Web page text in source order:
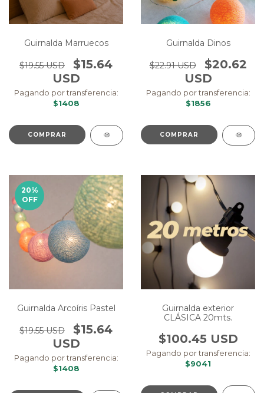
Guirnalda Marruecos
$19.55 USD
$15.64
USD
Pagando por transferencia:
$1408
COMPRAR
Guirnalda Dinos
$22.91 USD
$20.62
USD
Pagando por transferencia:
$1856
COMPRAR
20%
OFF
Guirnalda Arcoíris Pastel
$19.55 USD
$15.64
USD
Pagando por transferencia:
$1408
Guirnalda exterior
CLÁSICA 20mts.
$100.45 USD
Pagando por transferencia:
$9041